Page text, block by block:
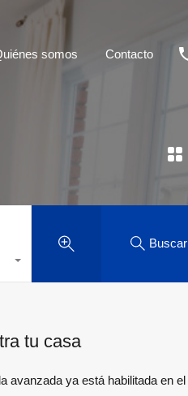
somos Contacto
Buscar
tu casa
avanzada ya está habilitada en el